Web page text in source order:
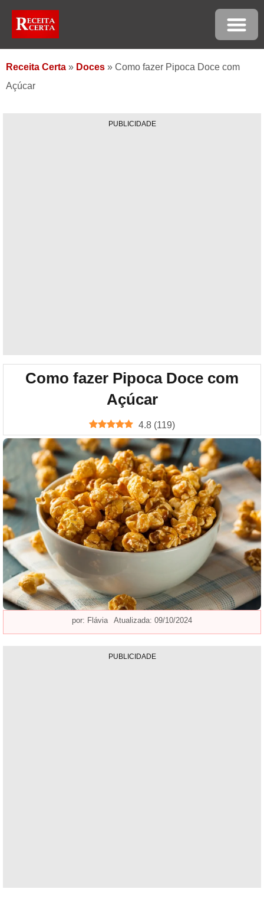
Receita Certa » Doces » Como fazer Pipoca Doce com
Açúcar
PUBLICIDADE
Como fazer Pipoca Doce com
Açúcar
4.8 (119)
por: Flávia Atualizada: 09/10/2024
PUBLICIDADE